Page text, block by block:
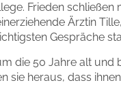
Frieden schließen
Ärztin
Gespräche
die 50 Jahre alt und
sie heraus, dass